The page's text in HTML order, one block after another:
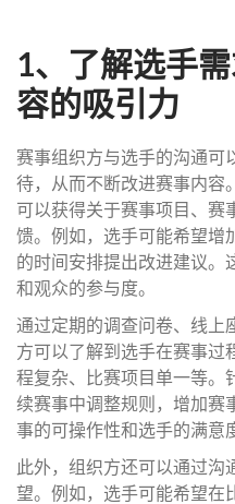
1、了解选手
容的吸引力
赛事组织方与选手的沟通可
待，从而不断改进赛事内容
可以获得关于赛事项目、赛
馈。例如，选手可能希望增
的时间安排提出改进建议。
和观众的参与度。
通过定期的调查问卷、线上
方可以了解到选手在赛事过
程复杂、比赛项目单一等。
续赛事中调整规则，增加赛
事的可操作性和选手的满意
此外，组织方还可以通过沟
望。例如，选手可能希望在